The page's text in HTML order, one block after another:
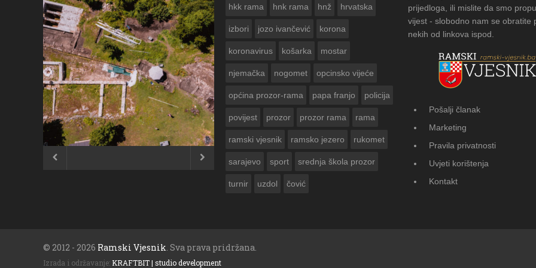
ČESTITKA RAMSKOG VJESNIKA ZA
 
hkk rama hnk rama hnž hrvatska
izbori jozo ivančević korona
koronavirus košarka mostar
njemačka nogomet opcinsko vijeće
općina prozor-rama papa franjo policija
povijest prozor prozor rama rama
ramski vjesnik ramsko jezero rukomet
sarajevo sport srednja škola prozor
turnir uzdol čović
prijedloga, ili mislite da smo
vijest - slobodno nam se obratite
nekih od linkova ispod.
Pošalji članak
Marketing
Pravila privatnosti
Uvjeti korištenja
Kontakt
© 2012 - 2026 Ramski Vjesnik. Sva prava pridržana.
Izrada i održavanje: KRAFTBIT | studio development